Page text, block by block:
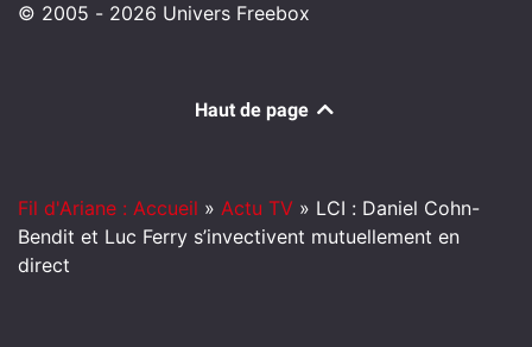
© 2005 - 2026 Univers Freebox
Haut de page
Fil d'Ariane : Accueil » Actu TV » LCI : Daniel Cohn-
Bendit et Luc Ferry s’invectivent mutuellement en
direct